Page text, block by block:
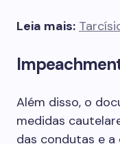
Leia mais:
Além disso, o
medidas
das condutas e a